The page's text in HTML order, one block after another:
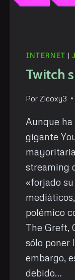
INTERNET |
Twitch
Por Zicoxy3
Aunque
gigante
streaming
«forjado
polémico
The Greft,
sólo poner
embargo,
debido…